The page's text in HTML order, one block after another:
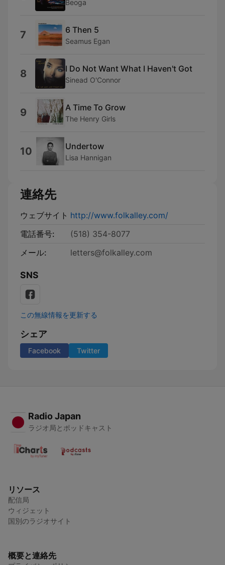
Beoga
7 6 Then 5
Seamus Egan
8 I Do Not Want What I Haven't Got
Sinead O'Connor
9 A Time To Grow
The Henry Girls
10 Undertow
Lisa Hannigan
連絡先
ウェブサイト http://www.folkalley.com/
電話番号:
(518) 354-8077
メール:
letters@folkalley.com
SNS
この無線情報を更新する
シェア
Facebook Twitter
Radio Japan
ラジオ局とポッドキャスト
リソース
配信局
ウィジェット
国別のラジオサイト
概要と連絡先